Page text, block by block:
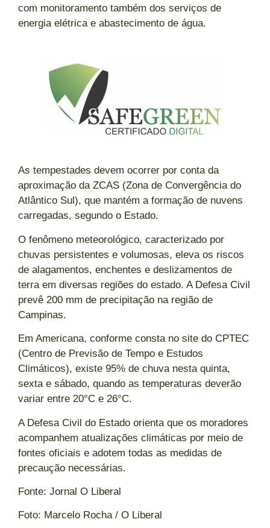
com monitoramento também dos serviços de
energia elétrica e abastecimento de água.
As tempestades devem ocorrer por conta da
aproximação da ZCAS (Zona de Convergência do
Atlântico Sul), que mantém a formação de nuvens
carregadas, segundo o Estado.
O fenômeno meteorológico, caracterizado por
chuvas persistentes e volumosas, eleva os riscos
de alagamentos, enchentes e deslizamentos de
terra em diversas regiões do estado. A Defesa Civil
prevê 200 mm de precipitação na região de
Campinas.
Em Americana, conforme consta no site do CPTEC
(Centro de Previsão de Tempo e Estudos
Climáticos), existe 95% de chuva nesta quinta,
sexta e sábado, quando as temperaturas deverão
variar entre 20°C e 26°C.
A Defesa Civil do Estado orienta que os moradores
acompanhem atualizações climáticas por meio de
fontes oficiais e adotem todas as medidas de
precaução necessárias.
Fonte: Jornal O Liberal
Foto: Marcelo Rocha / O Liberal